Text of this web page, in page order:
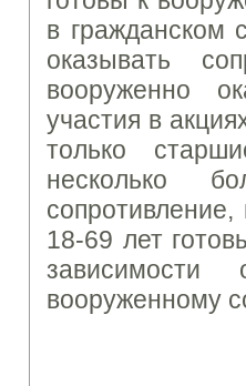
в гражданском
оказывать
вооруженно
участия в
только
несколько
18-69 лет
вооруженному